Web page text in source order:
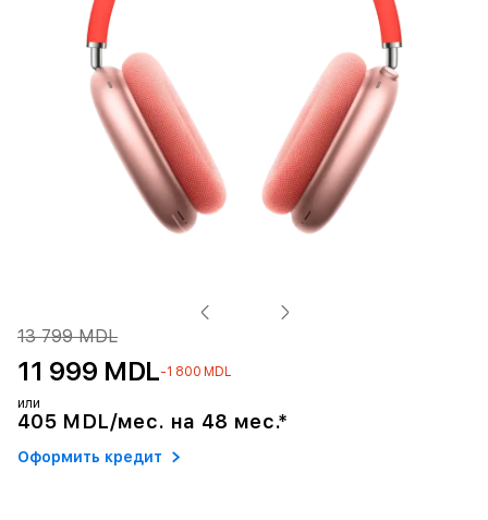
13 799 MDL
11 999 MDL-1 800 MDL
или
405 MDL/мес. на 48 мес.*
Оформить кредит